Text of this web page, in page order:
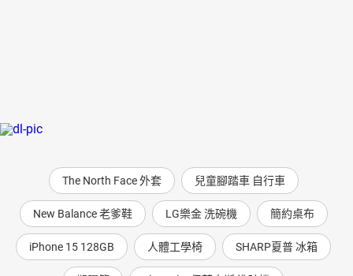
The North Face 外套 兒童腳踏車 自行車
New Balance 老爹鞋 LG樂金 洗碗機 簡約桌布
iPhone 15 128GB 人體工學椅 SHARP夏普 冰箱